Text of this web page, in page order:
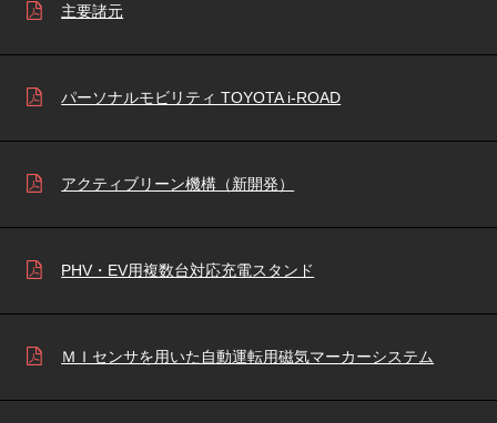
主要諸元
パーソナルモビリティ TOYOTA i-ROAD
アクティブリーン機構（新開発）
PHV・EV用複数台対応充電スタンド
ＭＩセンサを用いた自動運転用磁気マーカーシステム